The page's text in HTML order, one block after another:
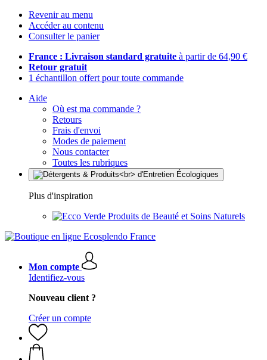
Revenir au menu
Accéder au contenu
Consulter le panier
France : Livraison standard gratuite à partir de 64,90 €
Retour gratuit
1 échantillon offert pour toute commande
Aide
Où est ma commande ?
Retours
Frais d'envoi
Modes de paiement
Nous contacter
Toutes les rubriques
Plus d'inspiration
Produits de Beauté et Soins Naturels
Mon compte
Identifiez-vous
Nouveau client ?
Créer un compte